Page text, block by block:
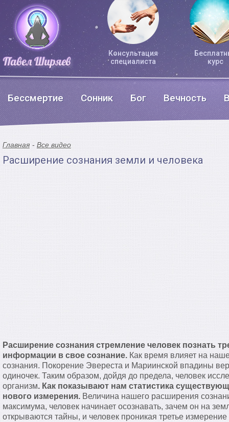
Консультация
специалиста
курс
Бессмертие Сонник Бог Вечность
Главная Все видео
Расширение сознания земли и человека
Расширение сознания стремление человек познать
информации в свое сознание. Как время влияет на
сознания. Покорение Эвереста и Мариинской впадины
одиночек. Таким образом, дойдя до предела, человек
организм. Как показывают нам статистика
нового измерения. Величина нашего расширения
максимума, человек начинает осознавать, зачем он на
открываются тайны, и человек проникая третье